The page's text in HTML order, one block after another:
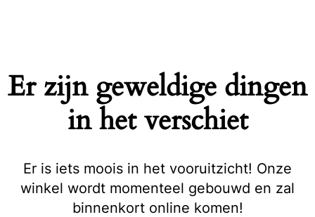
Er zijn geweldige dingen
in het verschiet
Er is iets moois in het vooruitzicht! Onze
winkel wordt momenteel gebouwd en zal
binnenkort online komen!